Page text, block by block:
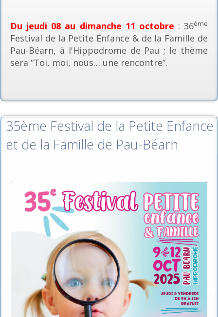
Du jeudi 08 au dimanche 11 octobre : 36ème
Festival de la Petite Enfance & de la Famille de
Pau-Béarn, à l'Hippodrome de Pau ; le thème
sera “Toi, moi, nous… une rencontre”.
35ème Festival de la Petite Enfance
et de la Famille de Pau-Béarn